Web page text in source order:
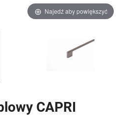
Najedź aby powiększyć
CAPRI